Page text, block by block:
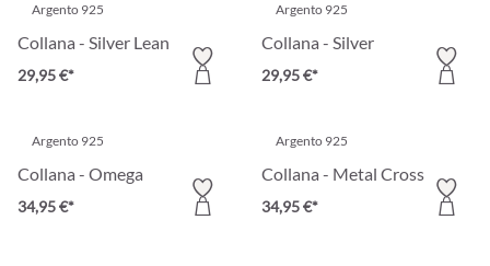
Argento 925
Collana - Silver Lean
29,95 €*
Argento 925
Collana - Silver
29,95 €*
Argento 925
Collana - Omega
34,95 €*
Argento 925
Collana - Metal Cross
34,95 €*